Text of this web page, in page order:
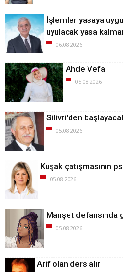
İşlemler yasaya
uyulacak yasa
06.08.2026
Ahde Vefa
05.08.2026
Silivri'den
05.08.2026
Kuşak çatışmasının
05.08.2026
Manşet defansında
05.08.2026
Arif olan ders alır